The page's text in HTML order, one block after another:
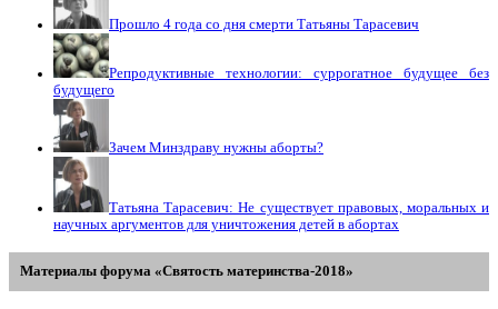
Прошло 4 года со дня смерти Татьяны Тарасевич
Репродуктивные технологии: суррогатное будущее без
будущего
Зачем Минздраву нужны аборты?
Татьяна Тарасевич: Не существует правовых, моральных и
научных аргументов для уничтожения детей в абортах
Материалы форума «Святость материнства-2018»